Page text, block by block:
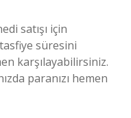
satışı için
süresini
karşılayabilirsiniz.
paranızı hemen